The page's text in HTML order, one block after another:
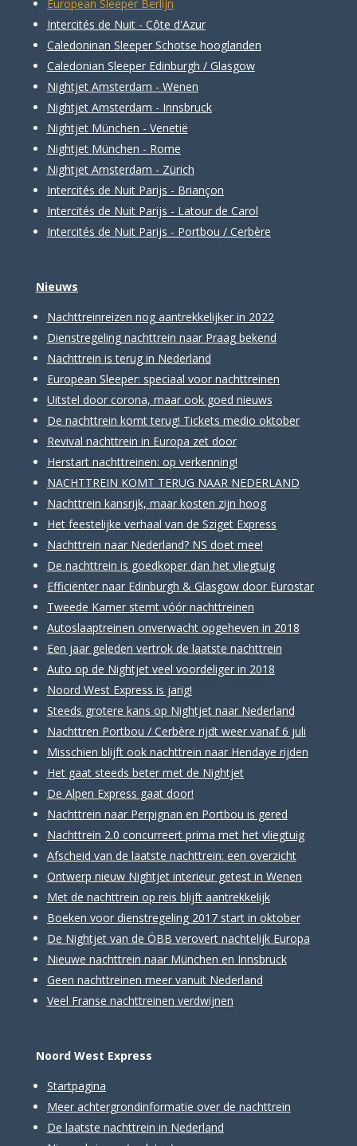
European Sleeper Berlijn
Intercités de Nuit - Côte d'Azur
Caledoninan Sleeper Schotse hooglanden
Caledonian Sleeper Edinburgh / Glasgow
Nightjet Amsterdam - Wenen
Nightjet Amsterdam - Innsbruck
Nightjet München - Venetië
Nightjet München - Rome
Nightjet Amsterdam - Zürich
Intercités de Nuit Parijs - Briançon
Intercités de Nuit Parijs - Latour de Carol
Intercités de Nuit Parijs - Portbou / Cerbère
Nieuws
Nachttreinreizen nog aantrekkelijker in 2022
Dienstregeling nachttrein naar Praag bekend
Nachttrein is terug in Nederland
European Sleeper: speciaal voor nachttreinen
Uitstel door corona, maar ook goed nieuws
De nachttrein komt terug! Tickets medio oktober
Revival nachttrein in Europa zet door
Herstart nachttreinen: op verkenning!
NACHTTREIN KOMT TERUG NAAR NEDERLAND
Nachttrein kansrijk, maar kosten zijn hoog
Het feestelijke verhaal van de Sziget Express
Nachttrein naar Nederland? NS doet mee!
De nachttrein is goedkoper dan het vliegtuig
Efficiënter naar Edinburgh & Glasgow door Eurostar
Tweede Kamer stemt vóór nachttreinen
Autoslaaptreinen onverwacht opgeheven in 2018
Een jaar geleden vertrok de laatste nachttrein
Auto op de Nightjet veel voordeliger in 2018
Noord West Express is jarig!
Steeds grotere kans op Nightjet naar Nederland
Nachttren Portbou / Cerbère rijdt weer vanaf 6 juli
Misschien blijft ook nachttrein naar Hendaye rijden
Het gaat steeds beter met de Nightjet
De Alpen Express gaat door!
Nachttrein naar Perpignan en Portbou is gered
Nachttrein 2.0 concurreert prima met het vliegtuig
Afscheid van de laatste nachttrein: een overzicht
Ontwerp nieuw Nightjet interieur getest in Wenen
Met de nachttrein op reis blijft aantrekkelijk
Boeken voor dienstregeling 2017 start in oktober
De Nightjet van de ÖBB verovert nachtelijk Europa
Nieuwe nachttrein naar München en Innsbruck
Geen nachttreinen meer vanuit Nederland
Veel Franse nachttreinen verdwijnen
Noord West Express
Startpagina
Meer achtergrondinformatie over de nachttrein
De laatste nachttrein in Nederland